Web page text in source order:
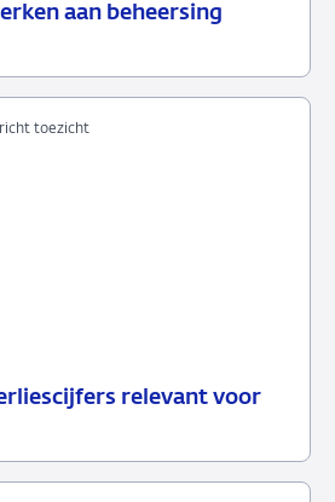
aan beheersing
relevant voor
toezicht